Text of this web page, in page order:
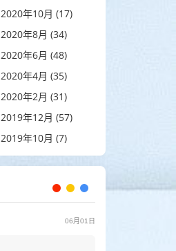
2020年10月 (17)
2020年8月 (34)
2020年6月 (48)
2020年4月 (35)
2020年2月 (31)
2019年12月 (57)
2019年10月 (7)
06月01日